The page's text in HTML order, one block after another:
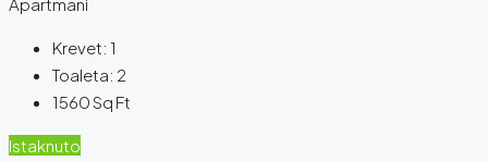
Krevet: 1
Toaleta: 2
1560Sq Ft
Istaknuto